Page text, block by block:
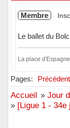
Membre
Le ballet du
La place d'Espagne
Hors ligne
Pages: Précédent
Accueil » Jour
» [Ligue 1 - 34e